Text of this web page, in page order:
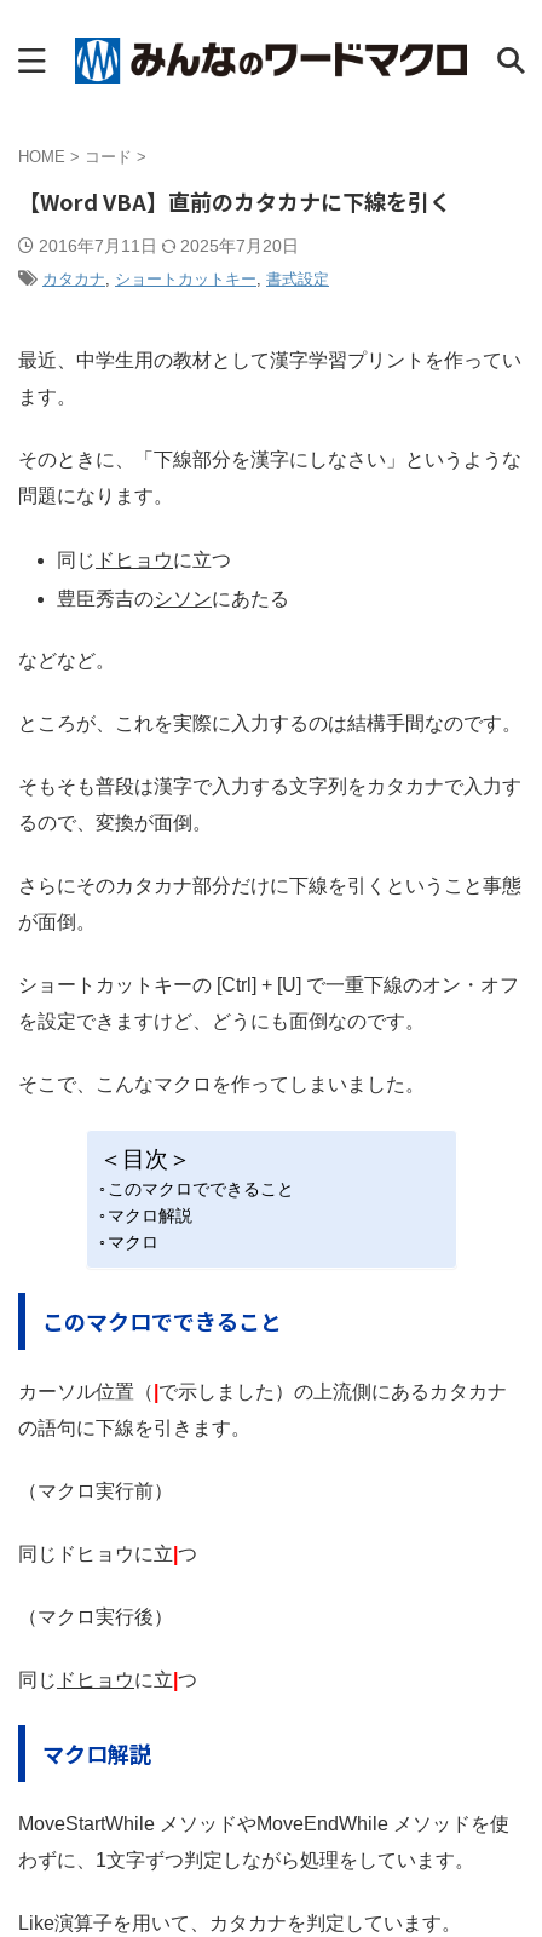
HOME > コード >
【Word VBA】直前のカタカナに下線を引く
2016年7月11日 2025年7月20日
カタカナ, ショートカットキー, 書式設定
最近、中学生用の教材として漢字学習プリントを作ってい
ます。
そのときに、「下線部分を漢字にしなさい」というような
問題になります。
同じ ドヒョウに立つ
豊臣秀吉のシソンにあたる
などなど。
ところが、これを実際に入力するのは結構手間なのです。
そもそも普段は漢字で入力する文字列をカタカナで入力す
るので、変換が面倒。
さらにそのカタカナ部分だけに下線を引くということ事態
が面倒。
ショートカットキーの [Ctrl] + [U] で一重下線のオン・オフ
を設定できますけど、どうにも面倒なのです。
そこで、こんなマクロを作ってしまいました。
＜目次＞
このマクロでできること
マクロ解説
マクロ
このマクロでできること
カーソル位置（ で示しました）の上流側にあるカタカナ
の語句に下線を引きます。
（マクロ実行前）
同じドヒョウに立 つ
（マクロ実行後）
同じ ドヒョウに立 つ
マクロ解説
MoveStartWhile メソッドやMoveEndWhile メソッドを使
わずに、1文字ずつ判定しながら処理をしています。
Like演算子を用いて、カタカナを判定しています。